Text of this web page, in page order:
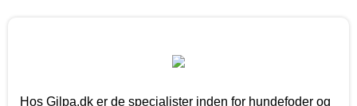
Hos Gilpa.dk er de specialister inden for hundefoder og